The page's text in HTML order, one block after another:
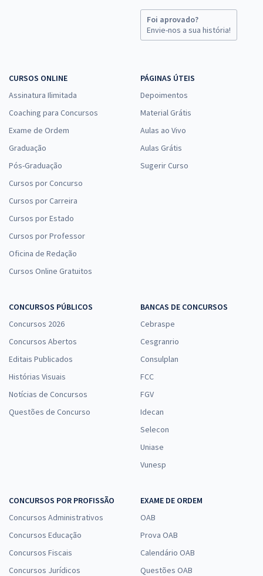
Foi aprovado?
Envie-nos a sua história!
CURSOS ONLINE
Assinatura Ilimitada
Coaching para Concursos
Exame de Ordem
Graduação
Pós-Graduação
Cursos por Concurso
Cursos por Carreira
Cursos por Estado
Cursos por Professor
Oficina de Redação
Cursos Online Gratuitos
PÁGINAS ÚTEIS
Depoimentos
Material Grátis
Aulas ao Vivo
Aulas Grátis
Sugerir Curso
CONCURSOS PÚBLICOS
Concursos 2026
Concursos Abertos
Editais Publicados
Histórias Visuais
Notícias de Concursos
Questões de Concurso
BANCAS DE CONCURSOS
Cebraspe
Cesgranrio
Consulplan
FCC
FGV
Idecan
Selecon
Uniase
Vunesp
CONCURSOS POR PROFISSÃO
Concursos Administrativos
Concursos Educação
Concursos Fiscais
Concursos Jurídicos
EXAME DE ORDEM
OAB
Prova OAB
Calendário OAB
Questões OAB